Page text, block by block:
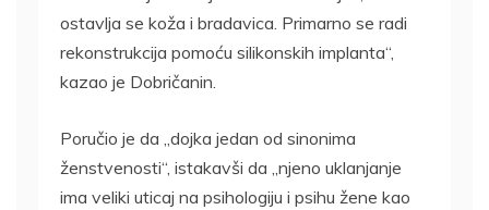
ostavlja se koža i bradavica. Primarno se radi
rekonstrukcija pomoću silikonskih implanta“,
kazao je Dobričanin.
Poručio je da „dojka jedan od sinonima
ženstvenosti“, istakavši da „njeno uklanjanje
ima veliki uticaj na psihologiju i psihu žene kao